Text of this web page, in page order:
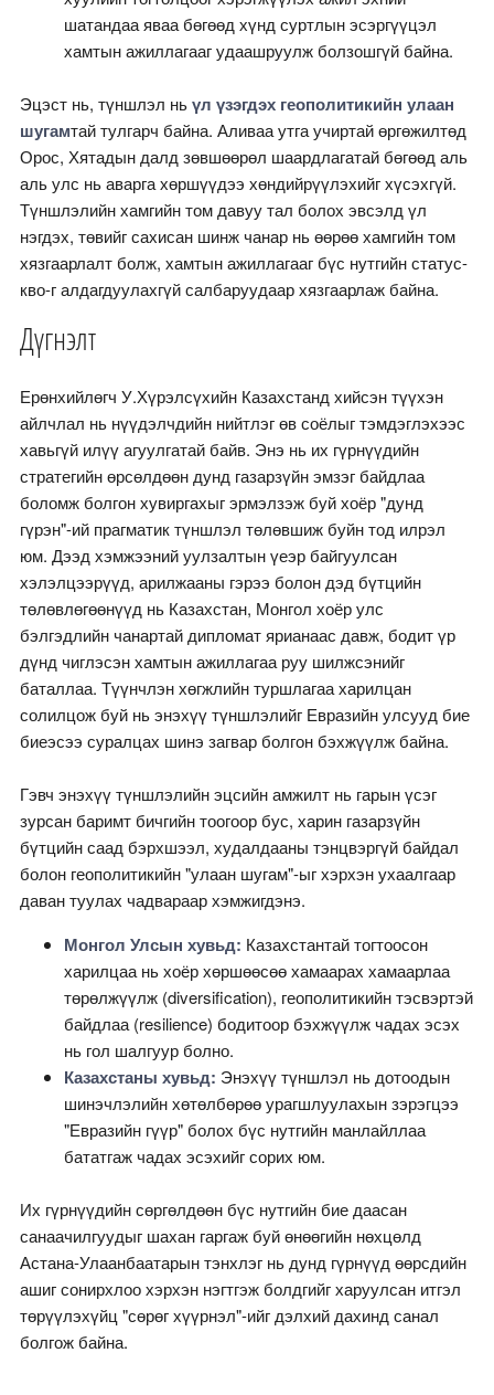
шатандаа яваа бөгөөд хүнд суртлын эсэргүүцэл
хамтын ажиллагааг удаашруулж болзошгүй байна.
Эцэст нь, түншлэл ньүл үзэгдэх геополитикийн улаан
шугамтай тулгарч байна. Аливаа утга учиртай өргөжилтөд
Орос, Хятадын далд зөвшөөрөл шаардлагатай бөгөөд аль
аль улс нь аварга хөршүүдээ хөндийрүүлэхийг хүсэхгүй.
Түншлэлийн хамгийн том давуу тал болох эвсэлд үл
нэгдэх, төвийг сахисан шинж чанар нь өөрөө хамгийн том
хязгаарлалт болж, хамтын ажиллагааг бүс нутгийн статус-
кво-г алдагдуулахгүй салбаруудаар хязгаарлаж байна.
Дүгнэлт
Ерөнхийлөгч У.Хүрэлсүхийн Казахстанд хийсэн түүхэн
айлчлал нь нүүдэлчдийн нийтлэг өв соёлыг тэмдэглэхээс
хавьгүй илүү агуулгатай байв. Энэ нь их гүрнүүдийн
стратегийн өрсөлдөөн дунд газарзүйн эмзэг байдлаа
боломж болгон хувиргахыг эрмэлзэж буй хоёр "дунд
гүрэн"-ий прагматик түншлэл төлөвшиж буйн тод илрэл
юм. Дээд хэмжээний уулзалтын үеэр байгуулсан
хэлэлцээрүүд, арилжааны гэрээ болон дэд бүтцийн
төлөвлөгөөнүүд нь Казахстан, Монгол хоёр улс
бэлгэдлийн чанартай дипломат ярианаас давж, бодит үр
дүнд чиглэсэн хамтын ажиллагаа руу шилжсэнийг
баталлаа. Түүнчлэн хөгжлийн туршлагаа харилцан
солилцож буй нь энэхүү түншлэлийг Евразийн улсууд бие
биеэсээ суралцах шинэ загвар болгон бэхжүүлж байна.
Гэвч энэхүү түншлэлийн эцсийн амжилт нь гарын үсэг
зурсан баримт бичгийн тоогоор бус, харин газарзүйн
бүтцийн саад бэрхшээл, худалдааны тэнцвэргүй байдал
болон геополитикийн "улаан шугам"-ыг хэрхэн ухаалгаар
даван туулах чадвараар хэмжигдэнэ.
Монгол Улсын хувьд: Казахстантай тогтоосон
харилцаа нь хоёр хөршөөсөө хамаарах хамаарлаа
төрөлжүүлж (diversification), геополитикийн тэсвэртэй
байдлаа (resilience) бодитоор бэхжүүлж чадах эсэх
нь гол шалгуур болно.
Казахстаны хувьд: Энэхүү түншлэл нь дотоодын
шинэчлэлийн хөтөлбөрөө урагшлуулахын зэрэгцээ
"Евразийн гүүр" болох бүс нутгийн манлайллаа
бататгаж чадах эсэхийг сорих юм.
Их гүрнүүдийн сөргөлдөөн бүс нутгийн бие даасан
санаачилгуудыг шахан гаргаж буй өнөөгийн нөхцөлд
Астана-Улаанбаатарын тэнхлэг нь дунд гүрнүүд өөрсдийн
ашиг сонирхлоо хэрхэн нэгтгэж болдгийг харуулсан итгэл
төрүүлэхүйц "сөрөг хүүрнэл"-ийг дэлхий дахинд санал
болгож байна.